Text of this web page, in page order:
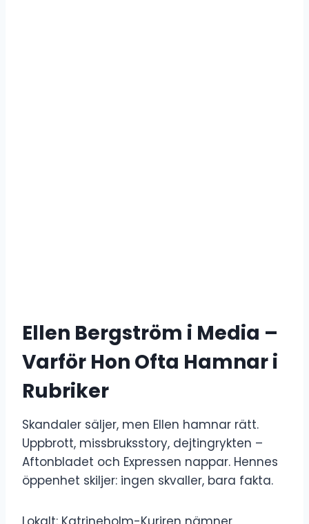
Ellen Bergström i Media –
Varför Hon Ofta Hamnar i
Rubriker
Skandaler säljer, men Ellen hamnar rätt.
Uppbrott, missbruksstory, dejtingrykten –
Aftonbladet och Expressen nappar. Hennes
öppenhet skiljer: ingen skvaller, bara fakta.